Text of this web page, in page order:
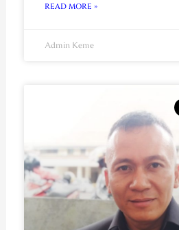
READ MORE »
Admin Keme